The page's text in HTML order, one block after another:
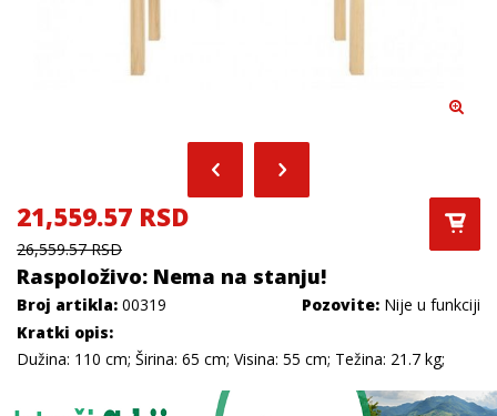
21,559.57 RSD
26,559.57 RSD
Raspoloživo: Nema na stanju!
Broj artikla: 00319 Pozovite: Nije u funkciji
Kratki opis:
Dužina: 110 cm; Širina: 65 cm; Visina: 55 cm; Težina: 21.7 kg;